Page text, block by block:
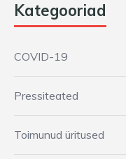
Kategooriad
COVID-19
Pressiteated
Toimunud üritused